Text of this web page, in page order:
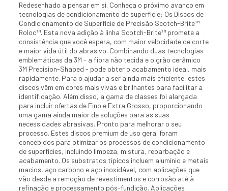
Redesenhado a pensar em si. Conheça o próximo avanço em
tecnologias de condicionamento de superfície: Os Discos de
Condicionamento de Superfície de Precisão Scotch-Brite™
Roloc™. Esta nova adição à linha Scotch-Brite™ promete a
consistência que você espera, com maior velocidade de corte
e maior vida útil do abrasivo. Combinando duas tecnologias
emblemáticas da 3M - a fibra não tecida e o grão cerâmico
3M Precision-Shaped - pode obter o acabamento ideal, mais
rapidamente. Para o ajudar a ser ainda mais eficiente, estes
discos vêm em cores mais vivas e brilhantes para facilitar a
identificação. Além disso, a gama de classes foi alargada
para incluir ofertas de Fino e Extra Grosso, proporcionando
uma gama ainda maior de soluções para as suas
necessidades abrasivas. Pronto para melhorar o seu
processo. Estes discos premium de uso geral foram
concebidos para otimizar os processos de condicionamento
de superfícies, incluindo limpeza, mistura, rebarbação e
acabamento. Os substratos típicos incluem alumínio e metais
macios, aço carbono e aço inoxidável, com aplicações que
vão desde a remoção de revestimentos e corrosão até à
refinação e processamento pós-fundição. Aplicações: